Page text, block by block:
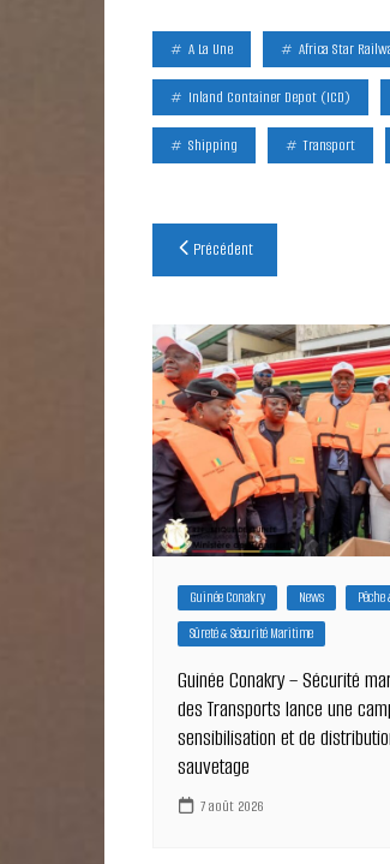
A La Une Africa Star
Inland Container Depot (ICD)
Shipping Transport
Navigation
de
l’article
Précédent
Guinée Conakry News
Sûreté & Sécurité Maritime
Guinée Conakry – Sécurité
des Transports lance une
sensibilisation et de
sauvetage
7 août 2026